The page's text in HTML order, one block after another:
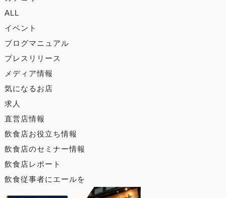
ALL
イベント
ブログマニュアル
プレスリリース
メディア情報
気になるお店
求人
直営店情報
飲食店お役立ち情報
飲食店のセミナー情報
飲食店レポート
飲食従事者にエールを